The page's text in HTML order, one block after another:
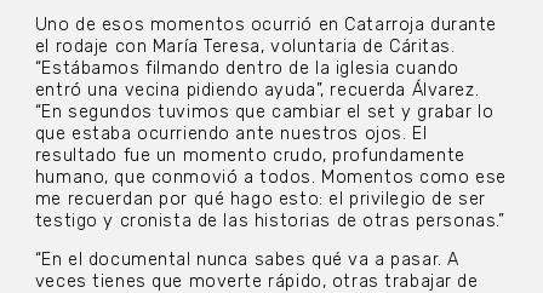
Uno de esos momentos ocurrió en Catarroja durante
el rodaje con María Teresa, voluntaria de Cáritas.
“Estábamos filmando dentro de la iglesia cuando
entró una vecina pidiendo ayuda”, recuerda Álvarez.
“En segundos tuvimos que cambiar el set y grabar lo
que estaba ocurriendo ante nuestros ojos. El
resultado fue un momento crudo, profundamente
humano, que conmovió a todos. Momentos como ese
me recuerdan por qué hago esto: el privilegio de ser
testigo y cronista de las historias de otras personas.”
“En el documental nunca sabes qué va a pasar. A
veces tienes que moverte rápido, otras trabajar de